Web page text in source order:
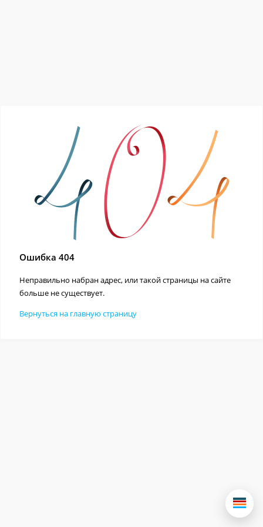
Ошибка 404
Неправильно набран адрес, или такой страницы на сайте
больше не существует.
Вернуться на главную страницу